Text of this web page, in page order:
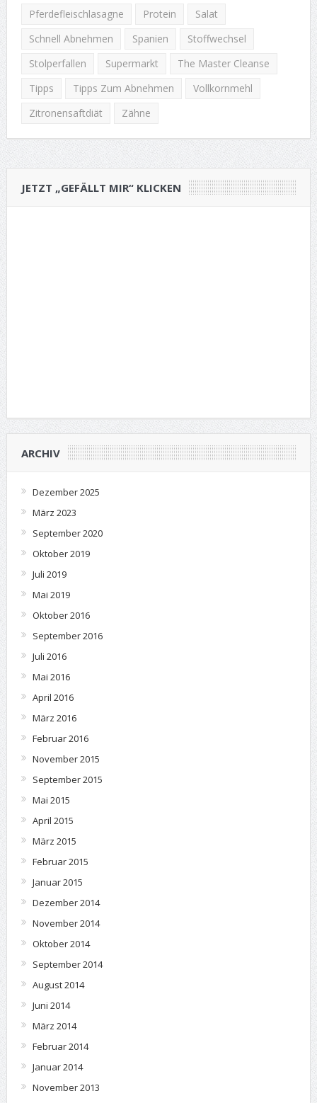
Pferdefleischlasagne
Protein
Salat
Schnell Abnehmen
Spanien
Stoffwechsel
Stolperfallen
Supermarkt
The Master Cleanse
Tipps
Tipps Zum Abnehmen
Vollkornmehl
Zitronensaftdiät
Zähne
JETZT „GEFÄLLT MIR“ KLICKEN
ARCHIV
Dezember 2025
März 2023
September 2020
Oktober 2019
Juli 2019
Mai 2019
Oktober 2016
September 2016
Juli 2016
Mai 2016
April 2016
März 2016
Februar 2016
November 2015
September 2015
Mai 2015
April 2015
März 2015
Februar 2015
Januar 2015
Dezember 2014
November 2014
Oktober 2014
September 2014
August 2014
Juni 2014
März 2014
Februar 2014
Januar 2014
November 2013